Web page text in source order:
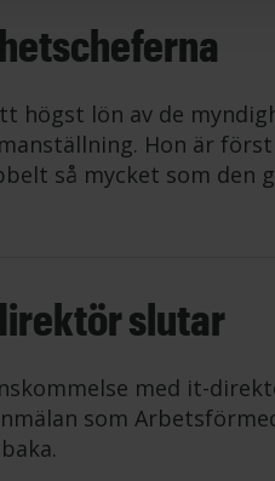
högst lön av de
Hon är
så mycket som den
slutar
med it-
som